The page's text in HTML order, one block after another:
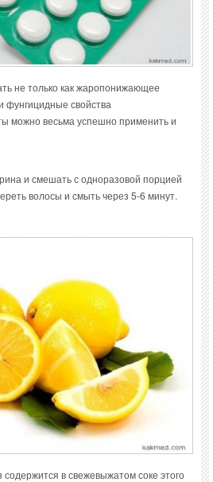
не только как жаропонижающее
фунгицидные свойства
можно весьма успешно применить и
и смешать с одноразовой порцией
волосы и смыть через 5-6 минут.
в свежевыжатом соке этого